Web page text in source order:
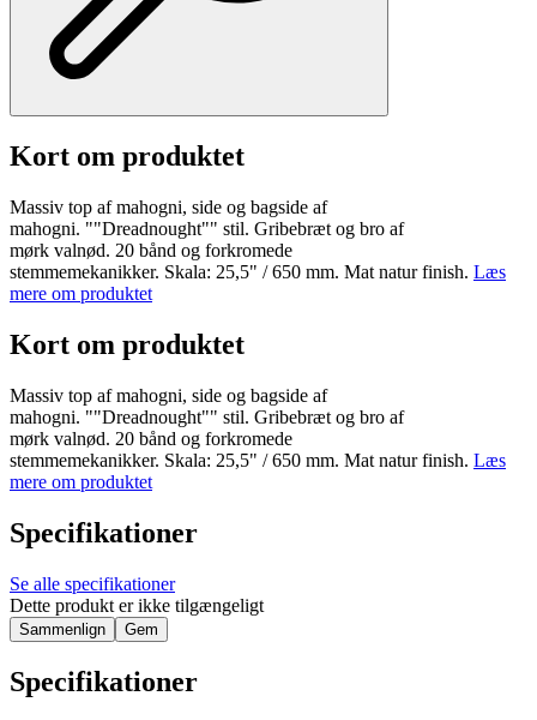
Kort om produktet
Massiv top af mahogni, side og bagside af
mahogni. ""Dreadnought"" stil. Gribebræt og bro af
mørk valnød. 20 bånd og forkromede
stemmemekanikker. Skala: 25,5" / 650 mm. Mat natur finish. Læs
mere om produktet
Kort om produktet
Massiv top af mahogni, side og bagside af
mahogni. ""Dreadnought"" stil. Gribebræt og bro af
mørk valnød. 20 bånd og forkromede
stemmemekanikker. Skala: 25,5" / 650 mm. Mat natur finish. Læs
mere om produktet
Specifikationer
Se alle specifikationer
Dette produkt er ikke tilgængeligt
Sammenlign Gem
Specifikationer